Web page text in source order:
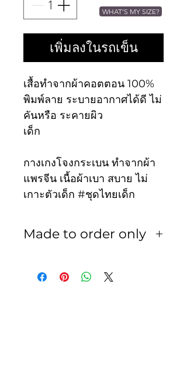
เพิ่มลงในรถเข็น
เสื้อทำจากผ้าคอตตอน 100%
พิมพ์ลาย ระบายอากาศได้ดี ไม่
คันหรือ ระคายผิว
เด็ก
กางเกงโจงกระเบน ทำจากผ้า
แพรจีน เนื้อผ้าเบา สบาย ไม่
เกาะตัวเด็ก #ชุดไทยเด็ก
Made to order only
รับเปลี่ยน หรือ รับคืน ในทุก
WHAT'S MY SIZE?